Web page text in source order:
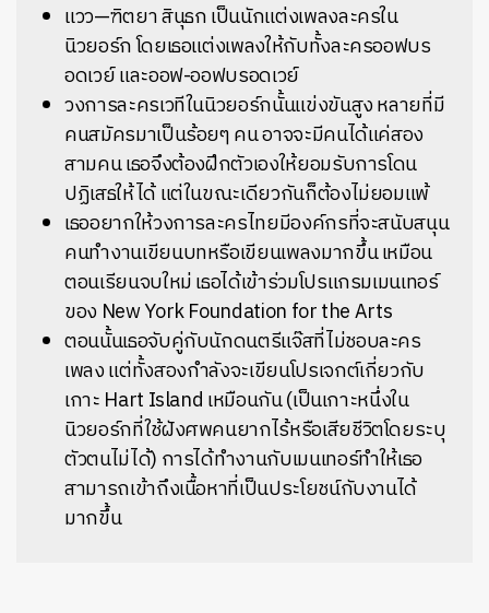
แวว—ฑิตยา สินุธก เป็นนักแต่งเพลงละครใน
นิวยอร์ก โดยเธอแต่งเพลงให้กับทั้งละครออฟบร
อดเวย์ และออฟ-ออฟบรอดเวย์
วงการละครเวทีในนิวยอร์กนั้นแข่งขันสูง หลายที่มี
คนสมัครมาเป็นร้อยๆ คน อาจจะมีคนได้แค่สอง
สามคน เธอจึงต้องฝึกตัวเองให้ยอมรับการโดน
ปฏิเสธให้ได้ แต่ในขณะเดียวกันก็ต้องไม่ยอมแพ้
เธออยากให้วงการละครไทยมีองค์กรที่จะสนับสนุน
คนทำงานเขียนบทหรือเขียนเพลงมากขึ้น เหมือน
ตอนเรียนจบใหม่ เธอได้เข้าร่วมโปรแกรมเมนเทอร์
ของ New York Foundation for the Arts
ตอนนั้นเธอจับคู่กับนักดนตรีแจ๊สที่ไม่ชอบละคร
เพลง แต่ทั้งสองกำลังจะเขียนโปรเจกต์เกี่ยวกับ
เกาะ Hart Island เหมือนกัน (เป็นเกาะหนึ่งใน
นิวยอร์กที่ใช้ฝังศพคนยากไร้หรือเสียชีวิตโดยระบุ
ตัวตนไม่ได้) การได้ทำงานกับเมนเทอร์ทำให้เธอ
สามารถเข้าถึงเนื้อหาที่เป็นประโยชน์กับงานได้
มากขึ้น